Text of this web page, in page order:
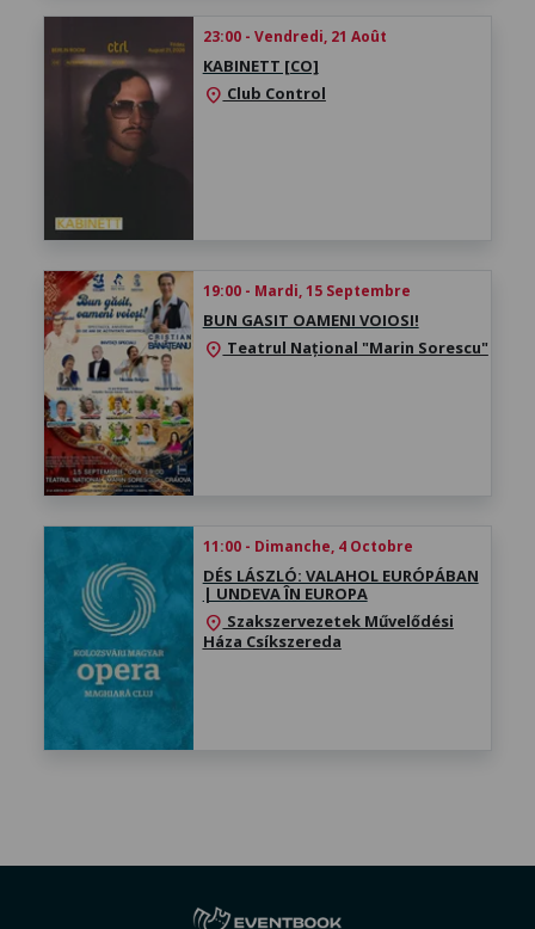
23:00 - Vendredi, 21 Août
KABINETT [CO]
location_on Club Control
19:00 - Mardi, 15 Septembre
BUN GASIT OAMENI VOIOSI!
location_on Teatrul Național "Marin Sorescu"
11:00 - Dimanche, 4 Octobre
DÉS LÁSZLÓ: VALAHOL EURÓPÁBAN
| UNDEVA ÎN EUROPA
location_on Szakszervezetek Művelődési
Háza Csíkszereda